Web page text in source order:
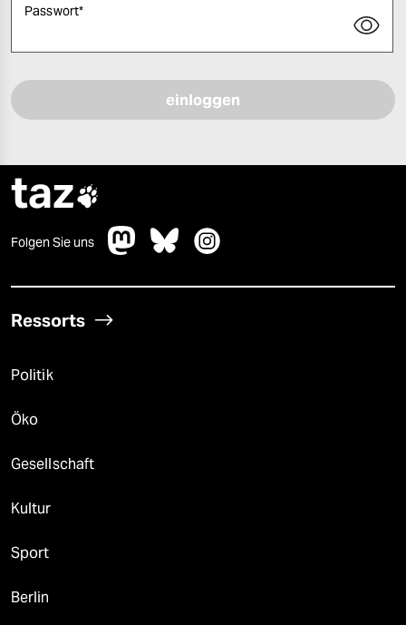
Passwort*
taz
Folgen Sie uns
Ressorts
Politik
Öko
Gesellschaft
Kultur
Sport
Berlin